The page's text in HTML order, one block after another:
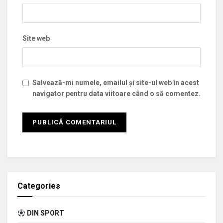
Site web
Salvează-mi numele, emailul și site-ul web în acest
navigator pentru data viitoare când o să comentez.
Categories
DIN SPORT